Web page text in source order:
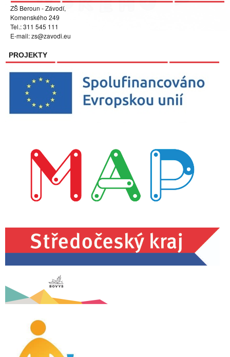
ZŠ Beroun - Závodí,
Komenského 249
Tel.: 311 545 111
E-mail:zs@zavodi.eu
PROJEKTY